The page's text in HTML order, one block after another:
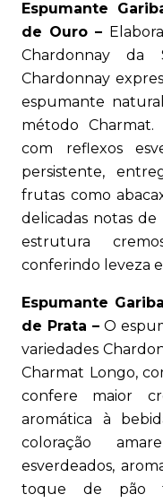
Espumante
de Ouro –
Chardonnay da
Chardonnay
espumante
método Charmat.
com reflexos
persistente,
frutas como
delicadas notas
estrutura
conferindo leveza
Espumante
de Prata – O
variedades
Charmat Longo,
confere maior
aromática à
coloração
esverdeados,
toque de pão